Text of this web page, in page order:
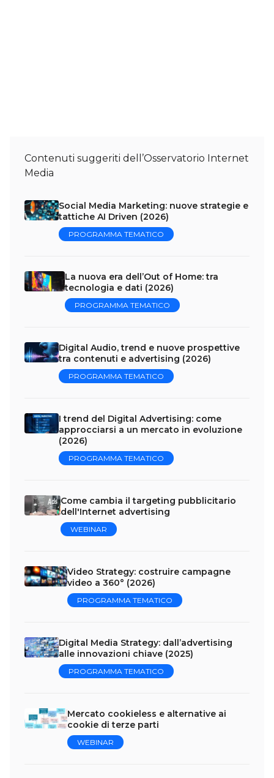
Contenuti suggeriti dell’Osservatorio Internet
Media
Social Media Marketing: nuove strategie e
tattiche AI Driven (2026)
PROGRAMMA TEMATICO
La nuova era dell’Out of Home: tra
tecnologia e dati (2026)
PROGRAMMA TEMATICO
Digital Audio, trend e nuove prospettive
tra contenuti e advertising (2026)
PROGRAMMA TEMATICO
I trend del Digital Advertising: come
approcciarsi a un mercato in evoluzione
(2026)
PROGRAMMA TEMATICO
Come cambia il targeting pubblicitario
dell'Internet advertising
WEBINAR
Video Strategy: costruire campagne
video a 360° (2026)
PROGRAMMA TEMATICO
Digital Media Strategy: dall’advertising
alle innovazioni chiave (2025)
PROGRAMMA TEMATICO
Mercato cookieless e alternative ai
cookie di terze parti
WEBINAR